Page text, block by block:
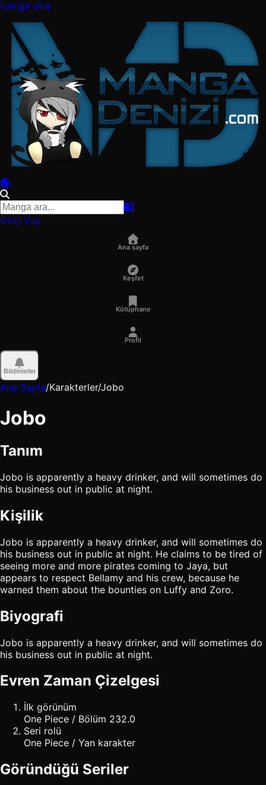
İçeriğe atla
Giriş Yap
Ana sayfa
Keşfet
Kütüphane
Profil
Bildirimler
Ana Sayfa/Karakterler/Jobo
Jobo
Tanım
Jobo is apparently a heavy drinker, and will sometimes do
his business out in public at night.
Kişilik
Jobo is apparently a heavy drinker, and will sometimes do
his business out in public at night. He claims to be tired of
seeing more and more pirates coming to Jaya, but
appears to respect Bellamy and his crew, because he
warned them about the bounties on Luffy and Zoro.
Biyografi
Jobo is apparently a heavy drinker, and will sometimes do
his business out in public at night.
Evren Zaman Çizelgesi
İlk görünüm
One Piece / Bölüm 232.0
Seri rolü
One Piece / Yan karakter
Göründüğü Seriler